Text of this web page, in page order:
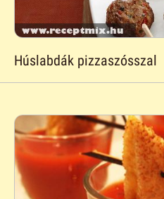
Húslabdák pizzaszósszal